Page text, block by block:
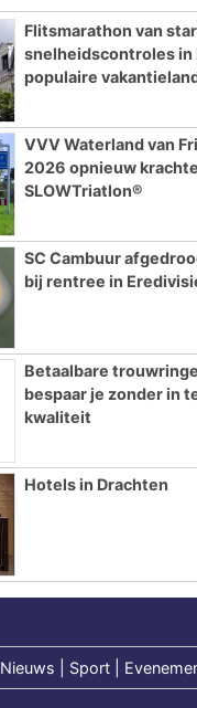
Flitsmarathon van
snelheidscontroles in
populaire
VVV Waterland van
2026 opnieuw
SLOWTriatlon®
SC Cambuur
bij rentree in
Betaalbare
bespaar je zonder in
kwaliteit
Hotels in Drachten
Nieuws | Sport |